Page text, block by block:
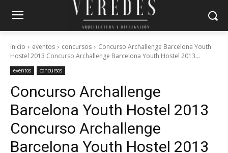
Inicio eventos concursos
Concurso Archallenge Barcelona Youth
Hostel 2013 Concurso Archallenge Barcelona Youth Hostel 2013...
eventos concursos
Concurso Archallenge
Barcelona Youth Hostel 2013
Concurso Archallenge
Barcelona Youth Hostel 2013